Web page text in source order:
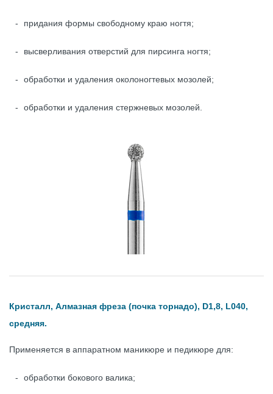
придания формы свободному краю ногтя;
высверливания отверстий для пирсинга ногтя;
обработки и удаления околоногтевых мозолей;
обработки и удаления стержневых мозолей.
Кристалл, Алмазная фреза (почка торнадо), D1,8, L040,
средняя.
Применяется в аппаратном маникюре и педикюре для:
обработки бокового валика;